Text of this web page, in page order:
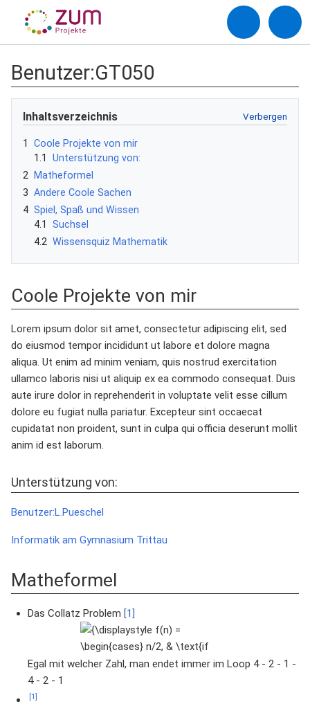
Benutzer:GT050
Inhaltsverzeichnis
1
Coole Projekte von mir
1.1
Unterstützung von:
2
Matheformel
3 Andere Coole Sachen
4 Spiel, Spaß und Wissen
4.1
Suchsel
4.2 Wissensquiz Mathematik
Coole Projekte von mir
Lorem ipsum dolor sit amet, consectetur adipiscing elit, sed
do eiusmod tempor incididunt ut labore et dolore magna
aliqua. Ut enim ad minim veniam, quis nostrud exercitation
ullamco laboris nisi ut aliquip ex ea commodo consequat. Duis
aute irure dolor in reprehenderit in voluptate velit esse cillum
dolore eu fugiat nulla pariatur. Excepteur sint occaecat
cupidatat non proident, sunt in culpa qui officia deserunt mollit
anim id est laborum.
Unterstützung von:
Benutzer:L.Pueschel
Informatik am Gymnasium Trittau
Matheformel
Das Collatz Problem [1]
{\displaystyle
\begin{cases}
n/2, & \text{if
}n\text{ is
Egal mit welcher Zahl, man endet immer im Loop 4 - 2 - 1 -
4 - 2 - 1
[1]